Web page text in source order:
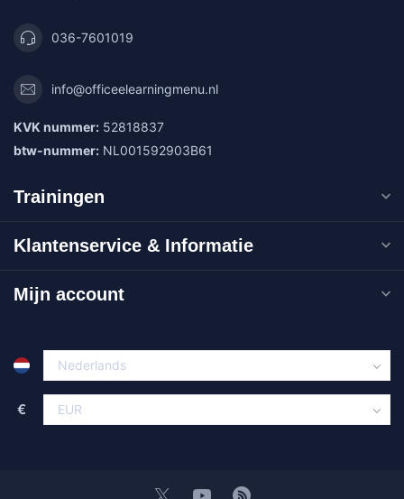
036-7601019
info@officeelearningmenu.nl
KVK nummer: 52818837
btw-nummer: NL001592903B61
Trainingen
Klantenservice & Informatie
Mijn account
€